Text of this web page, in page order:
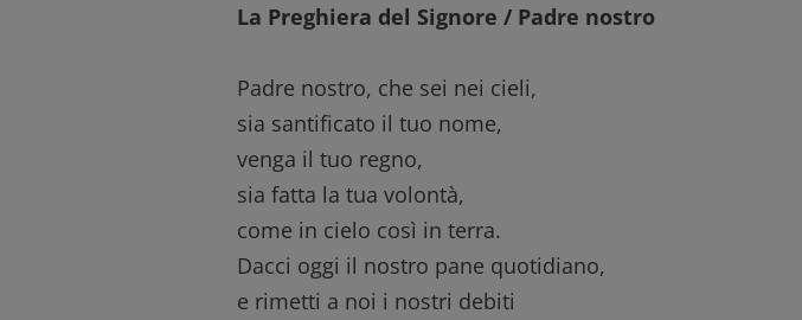
La Preghiera del Signore / Padre nostro
Padre nostro, che sei nei cieli,
sia santificato il tuo nome,
venga il tuo regno,
sia fatta la tua volontà,
come in cielo così in terra.
Dacci oggi il nostro pane quotidiano,
e rimetti a noi i nostri debiti